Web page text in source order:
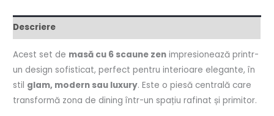
Descriere
Acest set de masă cu 6 scaune zen impresionează printr-
un design sofisticat, perfect pentru interioare elegante, în
stil glam, modern sau luxury. Este o piesă centrală care
transformă zona de dining într-un spațiu rafinat și primitor.